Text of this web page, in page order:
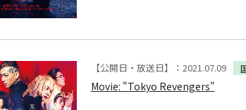
【公開日・放送日】：2021.07.09
Movie: "Tokyo Revengers"